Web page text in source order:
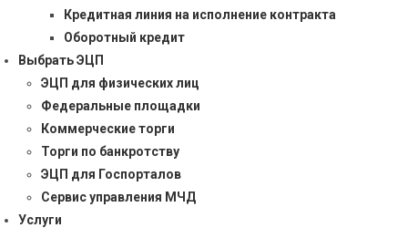
Кредитная линия на исполнение контракта
Оборотный кредит
Выбрать ЭЦП
ЭЦП для физических лиц
Федеральные площадки
Коммерческие торги
Торги по банкротству
ЭЦП для Госпорталов
Сервис управления МЧД
Услуги